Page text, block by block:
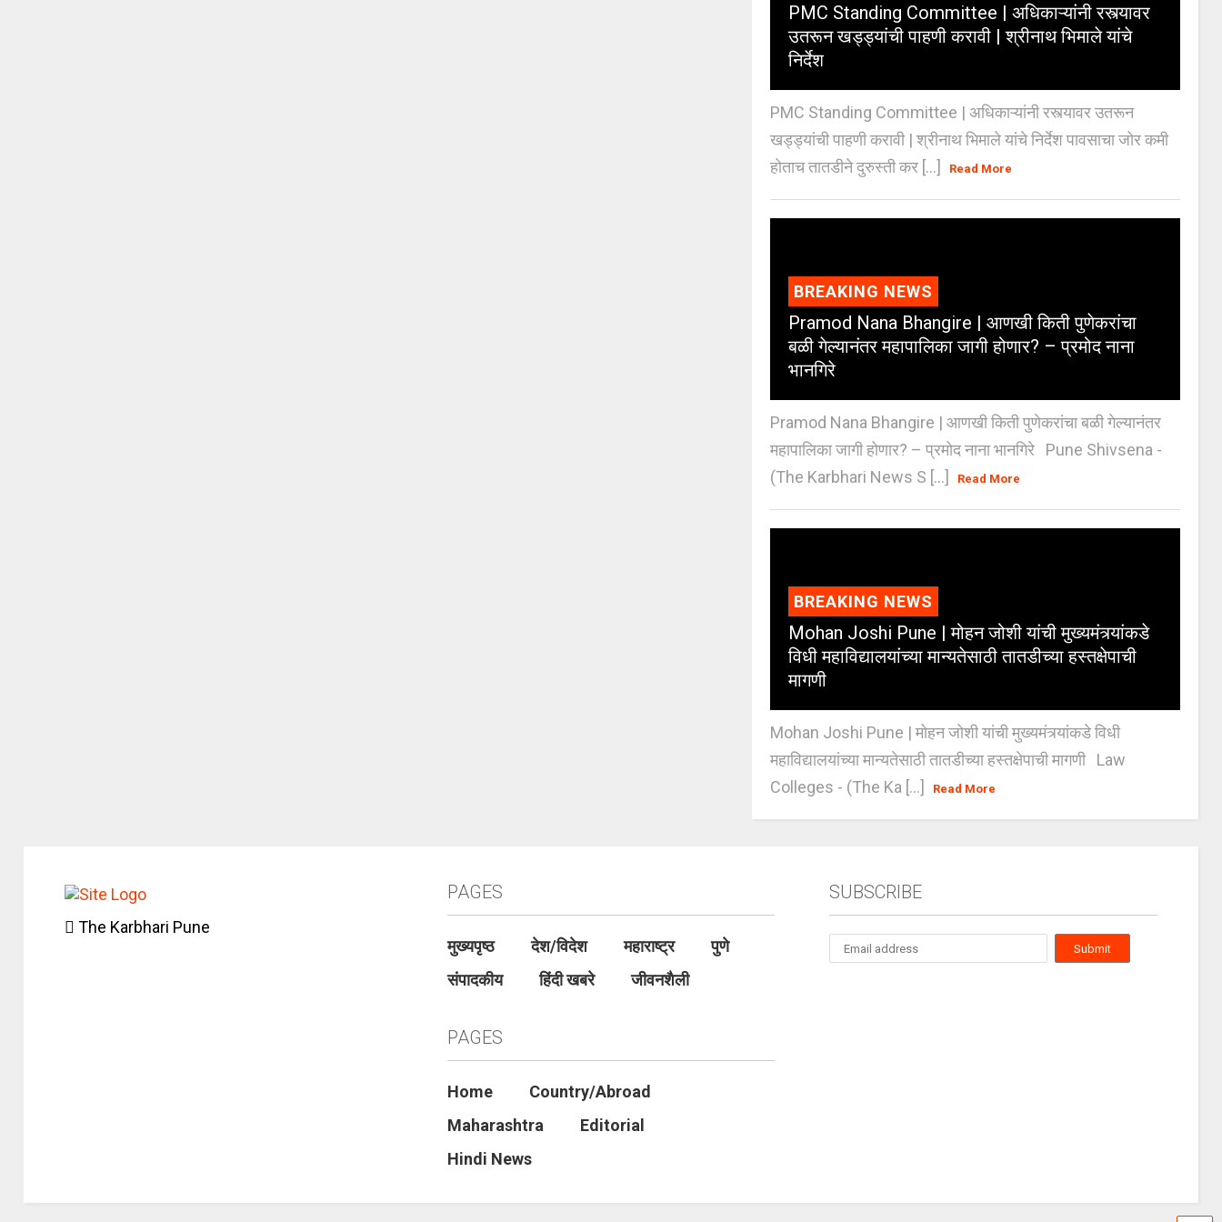
PMC Standing Committee | अधिकाऱ्यांनी रस्त्यावर
उतरून खड्ड्यांची पाहणी करावी | श्रीनाथ भिमाले यांचे
निर्देश
PMC Standing Committee | अधिकाऱ्यांनी रस्त्यावर उतरून
खड्ड्यांची पाहणी करावी | श्रीनाथ भिमाले यांचे निर्देश पावसाचा जोर कमी
होताच तातडीने दुरुस्ती कर [...]
Read More
BREAKING NEWS
Pramod Nana Bhangire | आणखी किती पुणेकरांचा
बळी गेल्यानंतर महापालिका जागी होणार? – प्रमोद नाना
भानगिरे
Pramod Nana Bhangire | आणखी किती पुणेकरांचा बळी गेल्यानंतर
महापालिका जागी होणार? – प्रमोद नाना भानगिरे Pune Shivsena -
(The Karbhari News S [...]
Read More
BREAKING NEWS
Mohan Joshi Pune | मोहन जोशी यांची मुख्यमंत्र्यांकडे
विधी महाविद्यालयांच्या मान्यतेसाठी तातडीच्या हस्तक्षेपाची
मागणी
Mohan Joshi Pune | मोहन जोशी यांची मुख्यमंत्र्यांकडे विधी
महाविद्यालयांच्या मान्यतेसाठी तातडीच्या हस्तक्षेपाची मागणी Law
Colleges - (The Ka [...]
Read More
The Karbhari Pune
PAGES
मुख्यपृष्ठ देश/विदेश महाराष्ट्र
पुणे
संपादकीय
हिंदी खबरे जीवनशैली
PAGES
Home
Country/Abroad
Maharashtra
Editorial
Hindi News
SUBSCRIBE